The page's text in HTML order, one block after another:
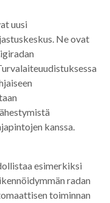
uusi
Ne ovat
kanssa.
esimerkiksi
radan
toiminnan